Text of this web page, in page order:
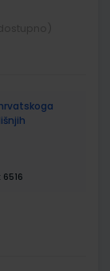
6516